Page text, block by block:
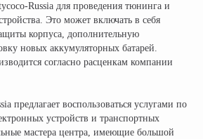
Russia для проведения тюнинга и
Это может включать в себя
корпуса, дополнительную
новых аккумуляторных батарей.
согласно расценкам компании
предлагает воспользоваться услугами по
устройств и транспортных
мастера центра, имеющие большой
поставщик всех
электротранспорта
КАТАЛОГА: